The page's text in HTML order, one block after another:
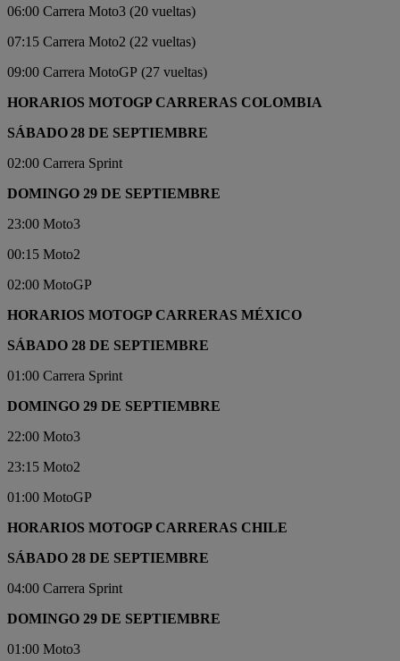
06:00 Carrera Moto3 (20 vueltas)
07:15 Carrera Moto2 (22 vueltas)
09:00 Carrera MotoGP (27 vueltas)
HORARIOS MOTOGP CARRERAS COLOMBIA
SÁBADO 28 DE SEPTIEMBRE
02:00 Carrera Sprint
DOMINGO 29 DE SEPTIEMBRE
23:00 Moto3
00:15 Moto2
02:00 MotoGP
HORARIOS MOTOGP CARRERAS MÉXICO
SÁBADO 28 DE SEPTIEMBRE
01:00 Carrera Sprint
DOMINGO 29 DE SEPTIEMBRE
22:00 Moto3
23:15 Moto2
01:00 MotoGP
HORARIOS MOTOGP CARRERAS CHILE
SÁBADO 28 DE SEPTIEMBRE
04:00 Carrera Sprint
DOMINGO 29 DE SEPTIEMBRE
01:00 Moto3